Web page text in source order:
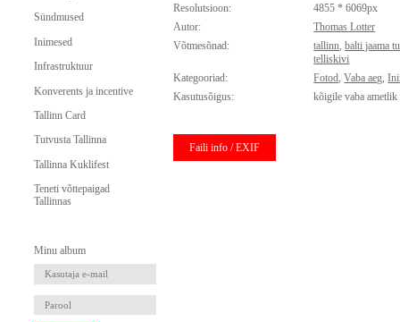
Sündmused
Inimesed
Infrastruktuur
Konverents ja incentive
Tallinn Card
Tutvusta Tallinna
Tallinna Kuklifest
Teneti võttepaigad
Tallinnas
Minu album
Resolutsioon:
4855 * 6069px
Autor:
Thomas Lotter
Võtmesõnad:
tallinn,balti jaama
telliskivi
Kategooriad:
Fotod,Vaba aeg,
Kasutusõigus:
kõigile vaba
Faili info / EXIF